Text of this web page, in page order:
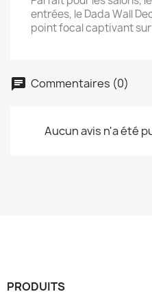
entrées, le Dada Wall
point focal captivant
Commentaires (0)
Aucun avis n'a été
PRODUITS